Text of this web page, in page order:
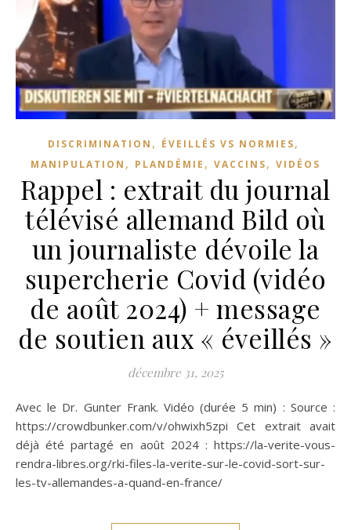
DISCRIMINATION , ÉVEILLÉS VS NORMIES,
MANIPULATION , PLANDÉMIE , VACCINS, VIDÉOS
Rappel : extrait du journal
télévisé allemand Bild où
un journaliste dévoile la
supercherie Covid (vidéo
de août 2024) + message
de soutien aux « éveillés »
décembre 31, 2025
Avec le Dr. Gunter Frank. Vidéo (durée 5 min) : Source :
https://crowdbunker.com/v/ohwixh5zpi Cet extrait avait
déjà été partagé en août 2024 : https://la-verite-vous-
rendra-libres.org/rki-files-la-verite-sur-le-covid-sort-sur-
les-tv-allemandes-a-quand-en-france/